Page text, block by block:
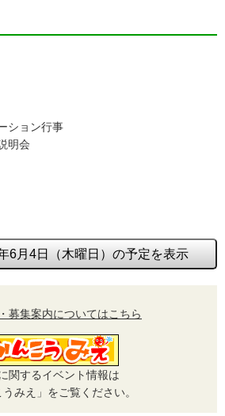
ション行事
明会
6月4日（木曜日）の予定を表示
募集案内についてはこちら
関するイベント情報は
うみえ」をご覧ください。